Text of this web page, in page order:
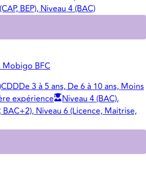
BEP), Niveau 4 (BAC)
Mobigo BFC
CDDDe 3 à 5 ans, De 6 à 10 ans, Moins
expérience
Niveau 4 (BAC),
BAC+2), Niveau 6 (Licence, Maitrise,